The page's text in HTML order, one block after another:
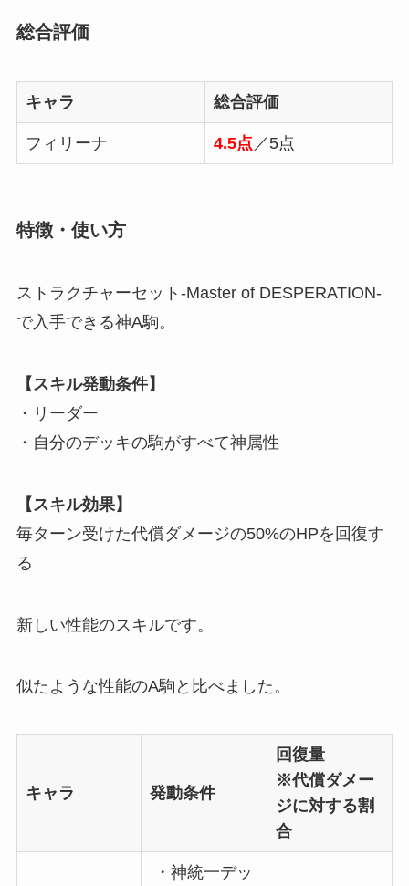
総合評価
キャラ 総合評価
フィリーナ 4.5点 ／5点
特徴・使い方
ストラクチャーセット-Master of DESPERATION-
で入手できる神A駒。
【スキル発動条件】
・リーダー
・自分のデッキの駒がすべて神属性
【スキル効果】
毎ターン受けた代償ダメージの50%のHPを回復す
る
新しい性能のスキルです。
似たような性能のA駒と比べました。
キャラ 発動条件
回復量
※代償ダメー
ジに対する割
合
・神統一デッ